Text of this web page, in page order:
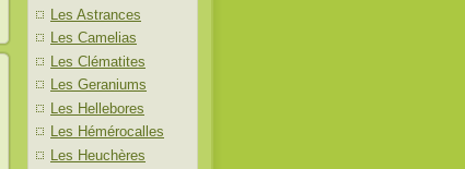
Les Astrances
Les Camelias
Les Clématites
Les Geraniums
Les Hellebores
Les Hémérocalles
Les Heuchères